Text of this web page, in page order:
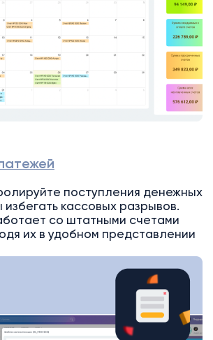
поступления денежных
кассовых разрывов.
со штатными счетами
их в удобном представлении